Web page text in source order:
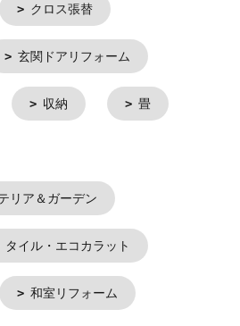
クロス張替
玄関ドアリフォーム
収納 畳
リア＆ガーデン
タイル・エコカラット
和室リフォーム